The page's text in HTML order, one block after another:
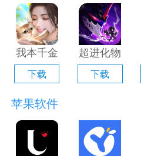
器」
「含模拟
器」
我本千金
手游电脑
版「含模
拟器」
下载
超进化物
语2电脑
版「含模
下载
苹果软件